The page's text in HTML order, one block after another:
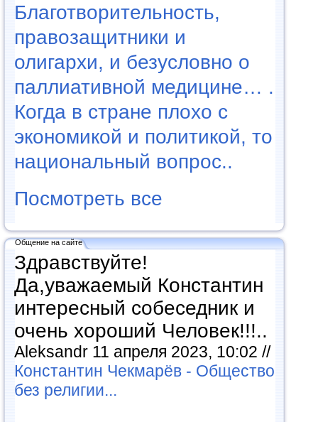
Благотворительность,
правозащитники и
олигархи, и безусловно о
паллиативной медицине… .
Когда в стране плохо с
экономикой и политикой, то
национальный вопрос..
Посмотреть все
Общение на сайте
Здравствуйте!
Да,уважаемый Константин
интересный собеседник и
очень хороший Человек!!!..
Aleksandr 11 апреля 2023, 10:02 //
Константин Чекмарёв - Общество
без религии...